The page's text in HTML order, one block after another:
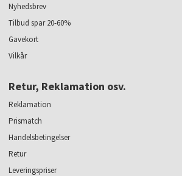
Nyhedsbrev
Tilbud spar 20-60%
Gavekort
Vilkår
Retur, Reklamation osv.
Reklamation
Prismatch
Handelsbetingelser
Retur
Leveringspriser